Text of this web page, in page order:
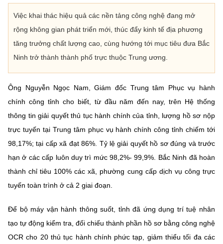
Việc khai thác hiệu quả các nền tảng công nghệ đang mở
rộng không gian phát triển mới, thúc đẩy kinh tế địa phương
tăng trưởng chất lượng cao, cùng hướng tới mục tiêu đưa Bắc
Ninh trở thành thành phố trực thuộc Trung ương.
Ông Nguyễn Ngọc Nam, Giám đốc Trung tâm Phục vụ hành
chính công tỉnh cho biết, từ đầu năm đến nay, trên Hệ thống
thông tin giải quyết thủ tục hành chính của tỉnh, lượng hồ sơ nộp
trực tuyến tại Trung tâm phục vụ hành chính công tỉnh chiếm tới
98,17%; tại cấp xã đạt 86%. Tỷ lệ giải quyết hồ sơ đúng và trước
hạn ở các cấp luôn duy trì mức 98,2%- 99,9%. Bắc Ninh đã hoàn
thành chỉ tiêu 100% các xã, phường cung cấp dịch vụ công trực
tuyến toàn trình ở cả 2 giai đoạn.
Để bộ máy vận hành thông suốt, tỉnh đã ứng dụng trí tuệ nhân
tạo tự động kiểm tra, đối chiếu thành phần hồ sơ bằng công nghệ
OCR cho 20 thủ tục hành chính phức tạp, giảm thiểu tối đa các